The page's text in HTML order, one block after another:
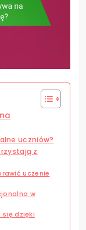
uczniów?
z
uczenie
w
się dzięki